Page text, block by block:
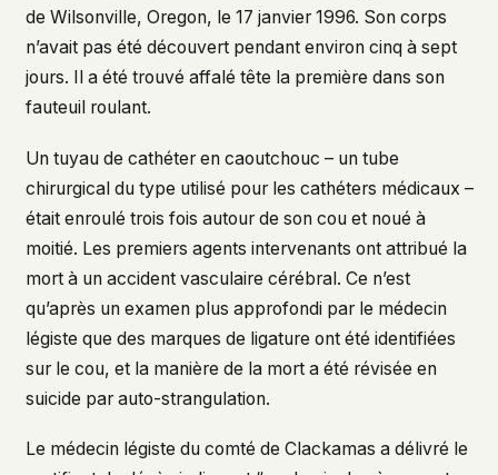
de Wilsonville, Oregon, le 17 janvier 1996. Son corps
n’avait pas été découvert pendant environ cinq à sept
jours. Il a été trouvé affalé tête la première dans son
fauteuil roulant.
Un tuyau de cathéter en caoutchouc – un tube
chirurgical du type utilisé pour les cathéters médicaux –
était enroulé trois fois autour de son cou et noué à
moitié. Les premiers agents intervenants ont attribué la
mort à un accident vasculaire cérébral. Ce n’est
qu’après un examen plus approfondi par le médecin
légiste que des marques de ligature ont été identifiées
sur le cou, et la manière de la mort a été révisée en
suicide par auto-strangulation.
Le médecin légiste du comté de Clackamas a délivré le